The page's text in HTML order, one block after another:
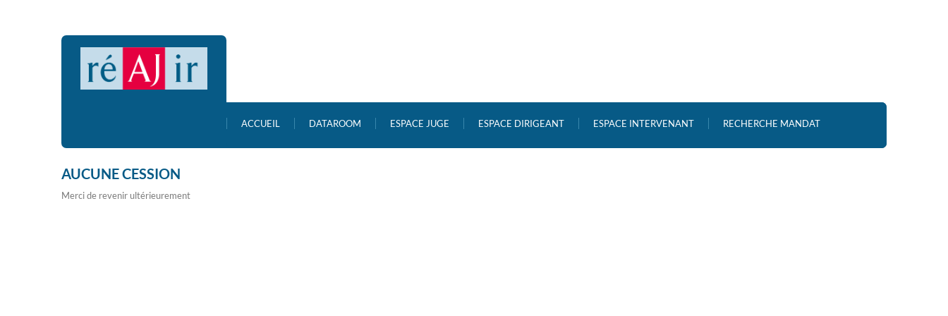
ACCUEIL DATAROOM ESPACE JUGE ESPACE DIRIGEANT ESPACE INTERVENANT RECHERCHE MANDAT
AUCUNE CESSION
Merci de revenir ultérieurement